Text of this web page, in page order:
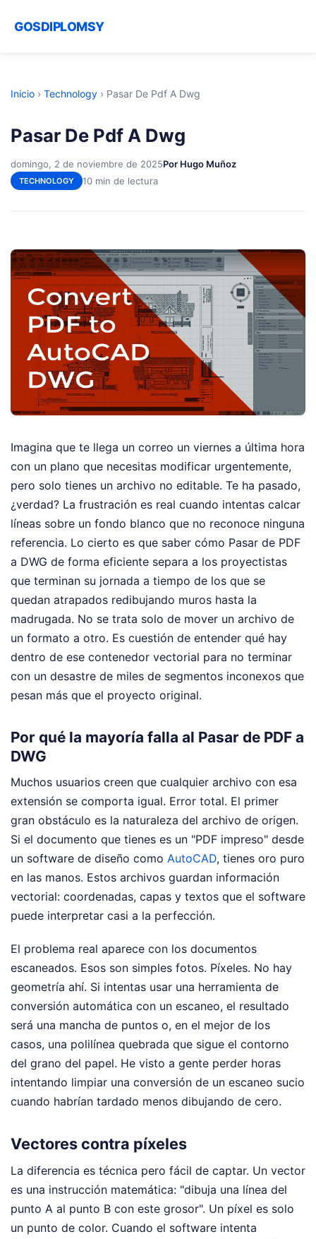
GOSDIPLOMSY
Inicio › Technology › Pasar De Pdf A Dwg
Pasar De Pdf A Dwg
domingo, 2 de noviembre de 2025Por Hugo Muñoz
TECHNOLOGY 10 min de lectura
Imagina que te llega un correo un viernes a última hora
con un plano que necesitas modificar urgentemente,
pero solo tienes un archivo no editable. Te ha pasado,
¿verdad? La frustración es real cuando intentas calcar
líneas sobre un fondo blanco que no reconoce ninguna
referencia. Lo cierto es que saber cómo Pasar de PDF
a DWG de forma eficiente separa a los proyectistas
que terminan su jornada a tiempo de los que se
quedan atrapados redibujando muros hasta la
madrugada. No se trata solo de mover un archivo de
un formato a otro. Es cuestión de entender qué hay
dentro de ese contenedor vectorial para no terminar
con un desastre de miles de segmentos inconexos que
pesan más que el proyecto original.
Por qué la mayoría falla al Pasar de PDF a
DWG
Muchos usuarios creen que cualquier archivo con esa
extensión se comporta igual. Error total. El primer
gran obstáculo es la naturaleza del archivo de origen.
Si el documento que tienes es un "PDF impreso" desde
un software de diseño como AutoCAD, tienes oro puro
en las manos. Estos archivos guardan información
vectorial: coordenadas, capas y textos que el software
puede interpretar casi a la perfección.
El problema real aparece con los documentos
escaneados. Esos son simples fotos. Píxeles. No hay
geometría ahí. Si intentas usar una herramienta de
conversión automática con un escaneo, el resultado
será una mancha de puntos o, en el mejor de los
casos, una polilínea quebrada que sigue el contorno
del grano del papel. He visto a gente perder horas
intentando limpiar una conversión de un escaneo sucio
cuando habrían tardado menos dibujando de cero.
Vectores contra píxeles
La diferencia es técnica pero fácil de captar. Un vector
es una instrucción matemática: "dibuja una línea del
punto A al punto B con este grosor". Un píxel es solo
un punto de color. Cuando el software intenta